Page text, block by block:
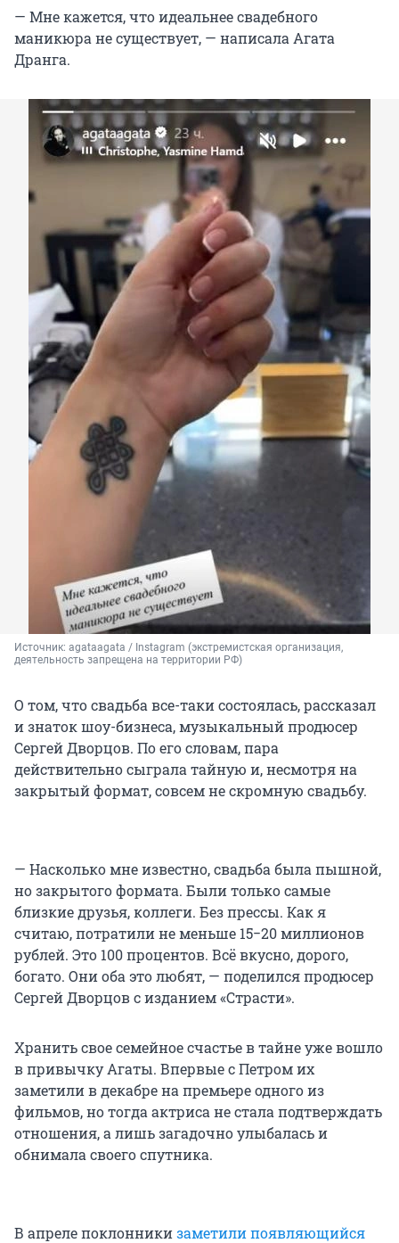
— Мне кажется, что идеальнее свадебного
маникюра не существует, — написала Агата
Дранга.
Источник: agataagata / Instagram (экстремистская организация,
деятельность запрещена на территории РФ)
О том, что свадьба все-таки состоялась, рассказал
и знаток шоу-бизнеса, музыкальный продюсер
Сергей Дворцов. По его словам, пара
действительно сыграла тайную и, несмотря на
закрытый формат, совсем не скромную свадьбу.
— Насколько мне известно, свадьба была пышной,
но закрытого формата. Были только самые
близкие друзья, коллеги. Без прессы. Как я
считаю, потратили не меньше 15−20 миллионов
рублей. Это 100 процентов. Всё вкусно, дорого,
богато. Они оба это любят, — поделился продюсер
Сергей Дворцов с изданием «Страсти».
Хранить свое семейное счастье в тайне уже вошло
в привычку Агаты. Впервые с Петром их
заметили в декабре на премьере одного из
фильмов, но тогда актриса не стала подтверждать
отношения, а лишь загадочно улыбалась и
обнимала своего спутника.
В апреле поклонникизаметили появляющийся